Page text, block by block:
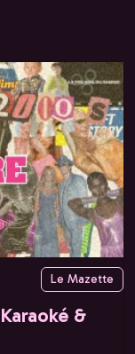
Le Mazette
&